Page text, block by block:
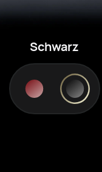
Schwarz